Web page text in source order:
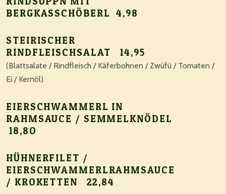
BERGKASSCHÖBERL 4,98
STEIRISCHER
RINDFLEISCHSALAT 14,95
(Blattsalate / Rindfleisch / Käferbohnen / Zwüfü / Tomaten /
Ei / Kernöl)
EIERSCHWAMMERL IN
RAHMSAUCE / SEMMELKNÖDEL
18,8O
HÜHNERFILET /
EIERSCHWAMMERLRAHMSAUCE
/ KROKETTEN 22,84